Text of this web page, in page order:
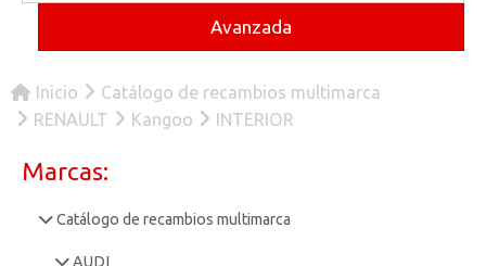
Avanzada
Inicio
Catálogo de recambios multimarca
RENAULT
Kangoo INTERIOR
Marcas:
Catálogo de recambios multimarca
AUDI